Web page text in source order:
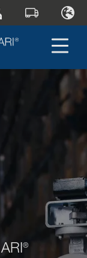
®